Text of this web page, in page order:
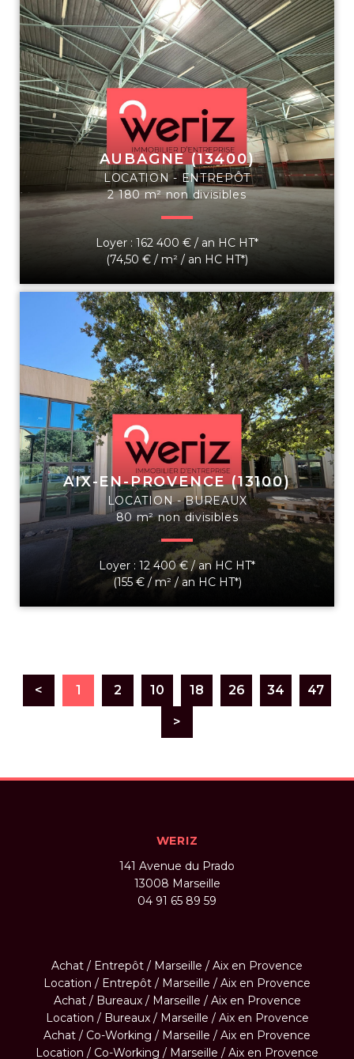
AUBAGNE (13400)
LOCATION - ENTREPÔT
2 180 m² non divisibles
Loyer : 162 400 € / an HC HT*
(74,50 € / m² / an HC HT*)
AIX-EN-PROVENCE (13100)
LOCATION - BUREAUX
80 m² non divisibles
Loyer : 12 400 € / an HC HT*
(155 € / m² / an HC HT*)
< 1 2 10 18 26 34 47
>
WERIZ
141 Avenue du Prado
13008 Marseille
04 91 65 89 59
Achat / Entrepôt / Marseille / Aix en Provence
Location / Entrepôt / Marseille / Aix en Provence
Achat / Bureaux / Marseille / Aix en Provence
Location / Bureaux / Marseille / Aix en Provence
Achat / Co-Working / Marseille / Aix en Provence
Location / Co-Working / Marseille / Aix en Provence